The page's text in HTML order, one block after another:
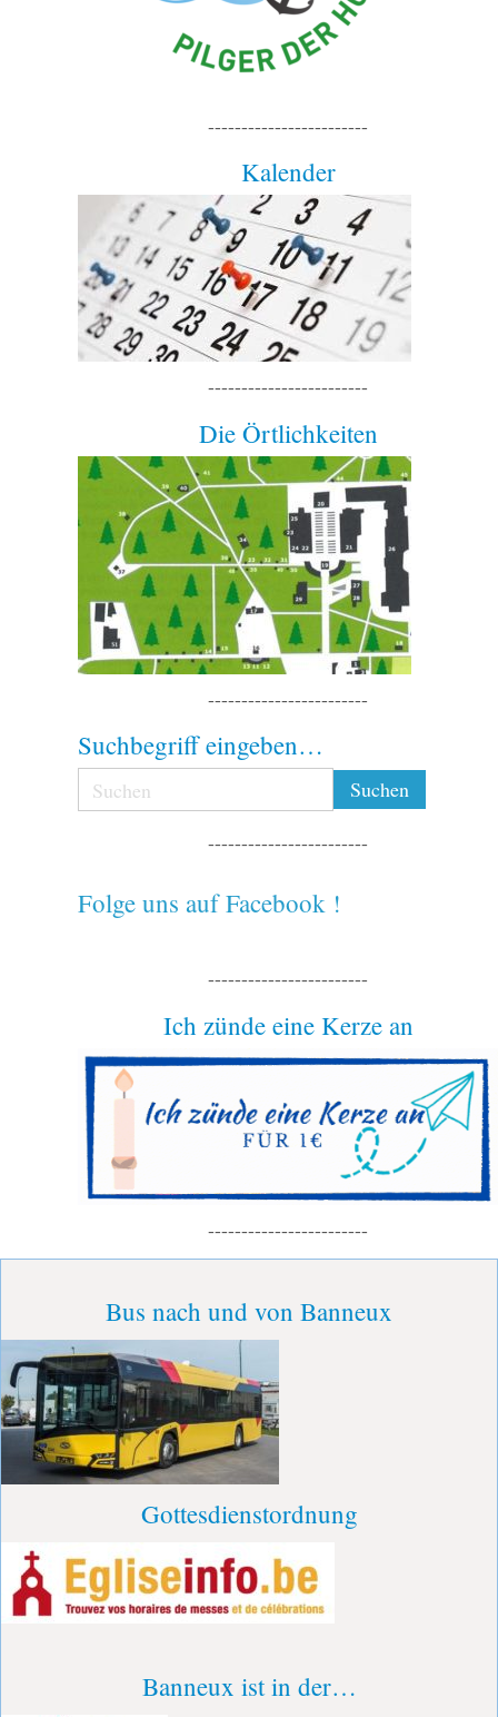
------------------------
Kalender
------------------------
Die Örtlichkeiten
------------------------
Suchbegriff eingeben…
------------------------
Folge uns auf Facebook !
------------------------
Ich zünde eine Kerze an
------------------------
Bus nach und von Banneux
Gottesdienstordnung
Banneux ist in der…